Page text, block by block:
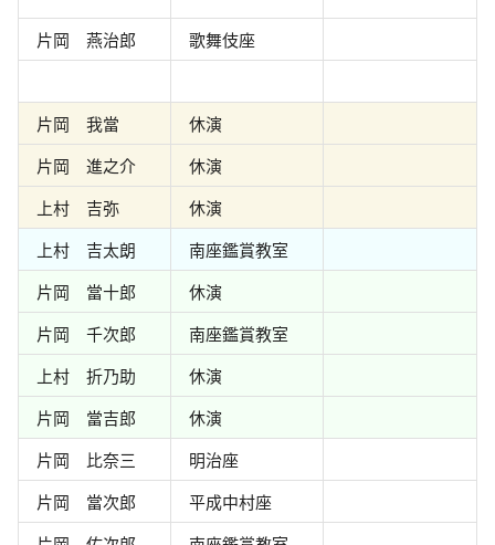
片岡 燕治郎 歌舞伎座
片岡 我當
休演
片岡 進之介
休演
上村 吉弥
休演
上村 吉太朗
南座鑑賞教室
片岡 當十郎
休演
片岡 千次郎
南座鑑賞教室
上村 折乃助
休演
片岡 當吉郎
休演
片岡 比奈三
明治座
片岡 當次郎
平成中村座